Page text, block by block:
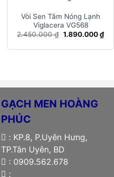
Vòi Sen Tắm Nóng Lạnh
Viglacera VG568
2.450.000₫ Giá
là:
1.890.000₫Giá
hiện
tại
GẠCH MEN HOÀNG
PHÚC
: KP.8, P.Uyên Hưng,
TP.Tân Uyên, BD
: 0909.562.678
: